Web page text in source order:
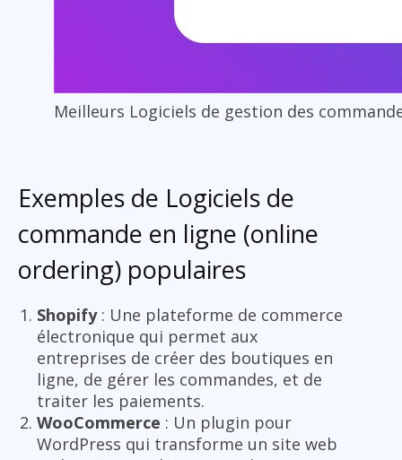
Meilleurs Logiciels de gestion des
Exemples de Logiciels de
commande en ligne (online
ordering) populaires
Shopify: Une plateforme de commerce
électronique qui permet aux
entreprises de créer des boutiques en
ligne, de gérer les commandes, et de
traiter les paiements.
WooCommerce : Un plugin pour
WordPress qui transforme un site web